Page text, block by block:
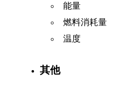
能量
燃料消耗量
温度
其他